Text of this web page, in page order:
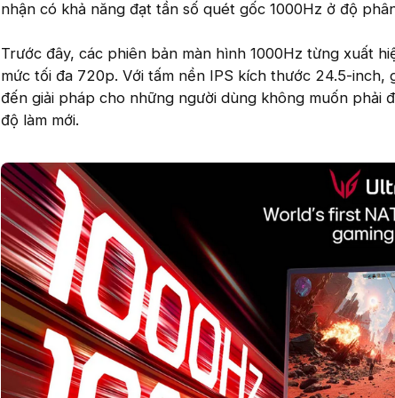
nhận có khả năng đạt tần số quét gốc 1000Hz ở độ
Trước đây, các phiên bản màn hình 1000Hz từng xuất
mức tối đa 720p. Với tấm nền IPS kích thước 24.5-inch,
đến giải pháp cho những người dùng không muốn phải
độ làm mới.